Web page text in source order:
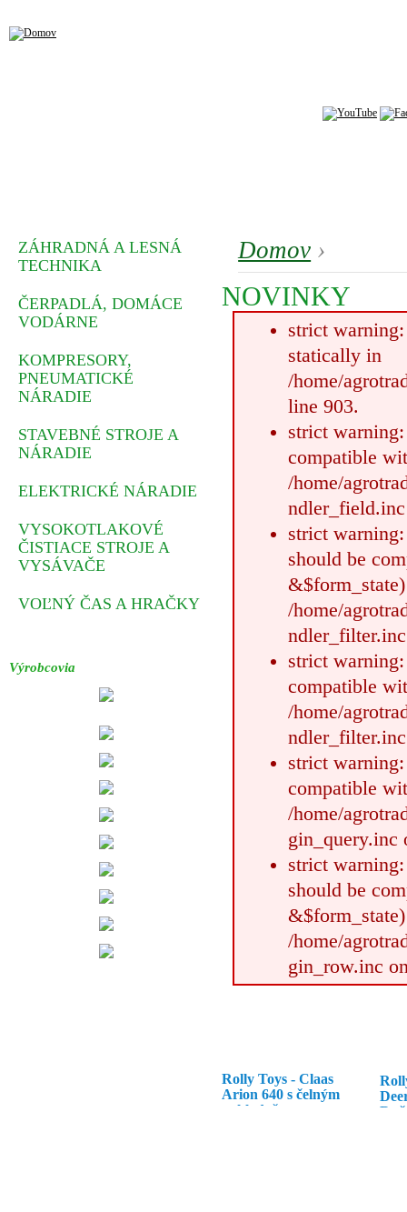
Domov ›
NOVINKY
strict
statically in
/home/
line 903.
strict
compatible
/home/
strict
should be
/home/
strict
compatible
/home/
strict
compatible
/home/
gin_query.inc
strict
should be
/home/
gin_row.inc
Rolly Toys - Claas
Arion 640 s čelným
nakladačom
ZÁHRADNÁ A LESNÁ
TECHNIKA
ČERPADLÁ, DOMÁCE
VODÁRNE
KOMPRESORY,
PNEUMATICKÉ
NÁRADIE
STAVEBNÉ STROJE A
NÁRADIE
ELEKTRICKÉ NÁRADIE
VYSOKOTLAKOVÉ
ČISTIACE STROJE A
VYSÁVAČE
VOĽNÝ ČAS A HRAČKY
Výrobcovia